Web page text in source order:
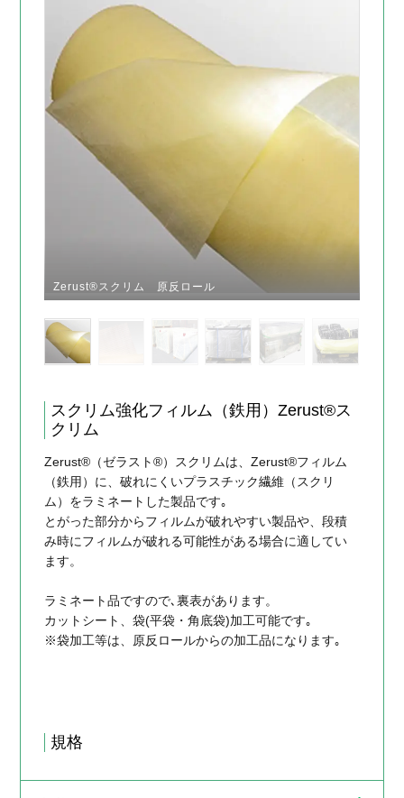
Zerust®スクリム 原反ロール
スクリム強化フィルム（鉄用）Zerust®ス
クリム
Zerust®（ゼラスト®）スクリムは、Zerust®フィルム
（鉄用）に、破れにくいプラスチック繊維（スクリ
ム）をラミネートした製品です｡
とがった部分からフィルムが破れやすい製品や、段積
み時にフィルムが破れる可能性がある場合に適してい
ます。
ラミネート品ですので､裏表があります。
カットシート、袋(平袋・角底袋)加工可能です｡
※袋加工等は、原反ロールからの加工品になります｡
規格